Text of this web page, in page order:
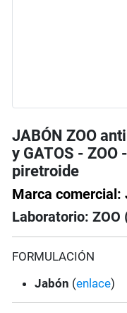
JABÓN ZOO
y GATOS -
piretroide
Marca comercial:
Laboratorio: ZOO
FORMULACIÓN
Jabón (enlace)